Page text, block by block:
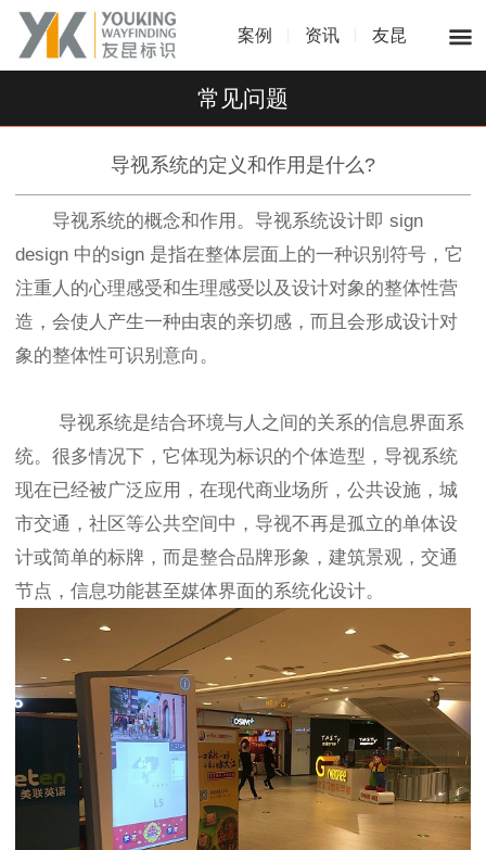
案例 资讯 友昆
常见问题
导视系统的定义和作用是什么?
导视系统的概念和作用。导视系统设计即 sign
design 中的sign 是指在整体层面上的一种识别符号，它
注重人的心理感受和生理感受以及设计对象的整体性营
造，会使人产生一种由衷的亲切感，而且会形成设计对
象的整体性可识别意向。
导视系统是结合环境与人之间的关系的信息界面系
统。很多情况下，它体现为标识的个体造型，导视系统
现在已经被广泛应用，在现代商业场所，公共设施，城
市交通，社区等公共空间中，导视不再是孤立的单体设
计或简单的标牌，而是整合品牌形象，建筑景观，交通
节点，信息功能甚至媒体界面的系统化设计。